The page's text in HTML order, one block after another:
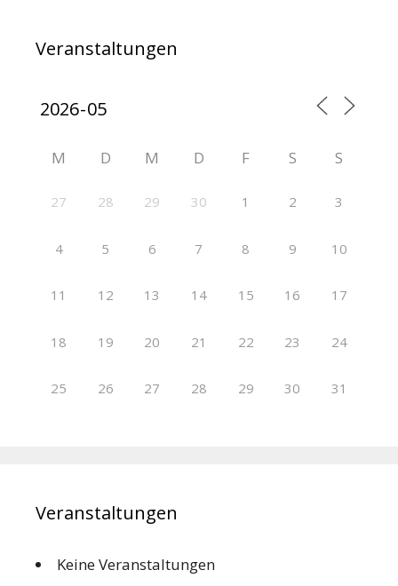
Veranstaltungen
M D M D F S S
27 28 29 30 1 2 3
4 5 6 7 8 9 10
11 12 13 14 15 16 17
18 19 20 21 22 23 24
25 26 27 28 29 30 31
Veranstaltungen
Keine Veranstaltungen